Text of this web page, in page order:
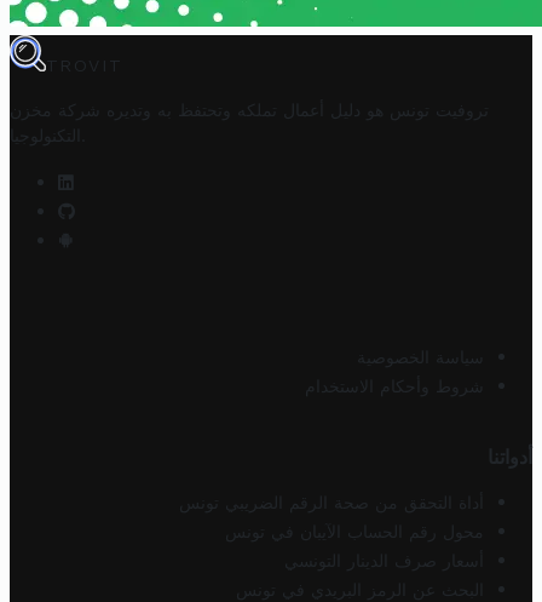
TROVIT
تروفيت تونس هو دليل أعمال تملكه وتحتفظ به وتديره
شركة مخزن
التكنولوجيا
سياسة الخصوصية
شروط وأحكام الاستخدام
أدواتنا
أداة التحقق من صحة الرقم الضريبي تونس
محول رقم الحساب الآيبان في تونس
أسعار صرف الدينار التونسي
البحث عن الرمز البريدي في تونس